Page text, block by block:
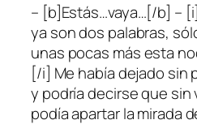
– [b]Estás…vaya…[/b] –
ya son dos palabras,
unas pocas más esta
[/i] Me había dejado sin
y podría decirse que sin
podía apartar la mirada